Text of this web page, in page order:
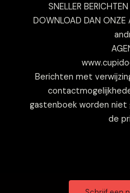
SNELLER
DOWNLOAD DAN ONZE
Berichten met
gastenboek worden
de